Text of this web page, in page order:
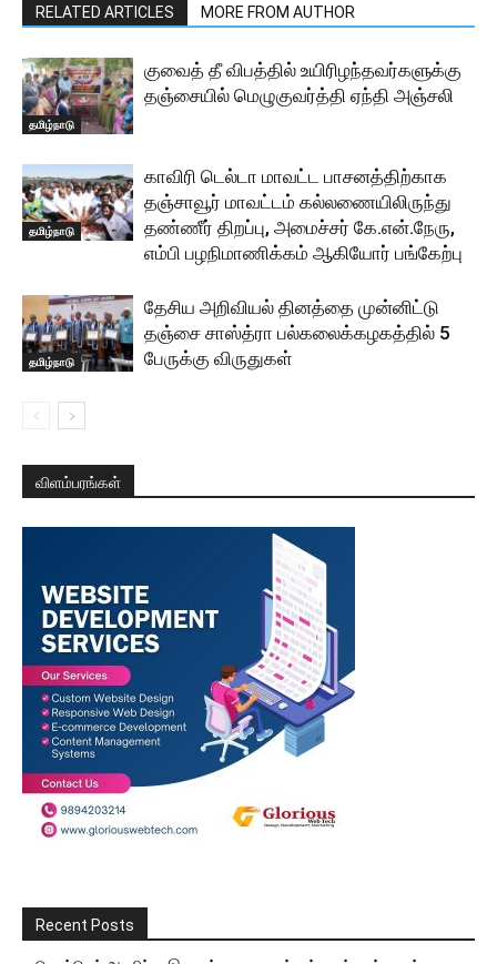
RELATED ARTICLES MORE FROM AUTHOR
தமிழ்நாடு
குவைத் தீ விபத்தில் உயிரிழந்தவர்களுக்கு
தஞ்சையில் மெழுகுவர்த்தி ஏந்தி அஞ்சலி
தமிழ்நாடு
காவிரி டெல்டா மாவட்ட பாசனத்திற்காக
தஞ்சாவூர் மாவட்டம் கல்லணையிலிருந்து
தண்ணீர் திறப்பு, அமைச்சர் கே.என்.நேரு,
எம்பி பழநிமாணிக்கம் ஆகியோர் பங்கேற்பு
தமிழ்நாடு
தேசிய அறிவியல் தினத்தை முன்னிட்டு
தஞ்சை சாஸ்த்ரா பல்கலைக்கழகத்தில் 5
பேருக்கு விருதுகள்
விளம்பரங்கள்
Recent Posts